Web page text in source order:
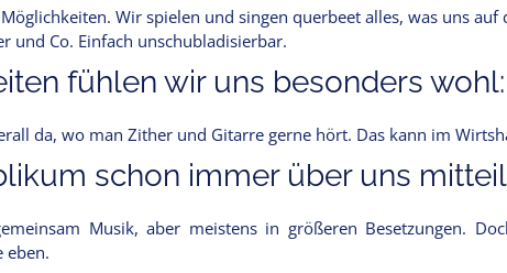
Wir spielen und singen querbeet alles, was uns
und Co. Einfach unschubladisierbar.
fühlen wir uns besonders wohl:
da, wo man Zither und Gitarre gerne hört. Das kann im
schon immer über uns
Musik, aber meistens in größeren Besetzungen.
eben.